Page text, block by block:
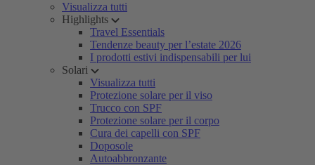
Visualizza tutti
Highlights
Travel Essentials
Tendenze beauty per l’estate 2026
I prodotti estivi indispensabili per lui
Solari
Visualizza tutti
Protezione solare per il viso
Trucco con SPF
Protezione solare per il corpo
Cura dei capelli con SPF
Doposole
Autoabbronzante